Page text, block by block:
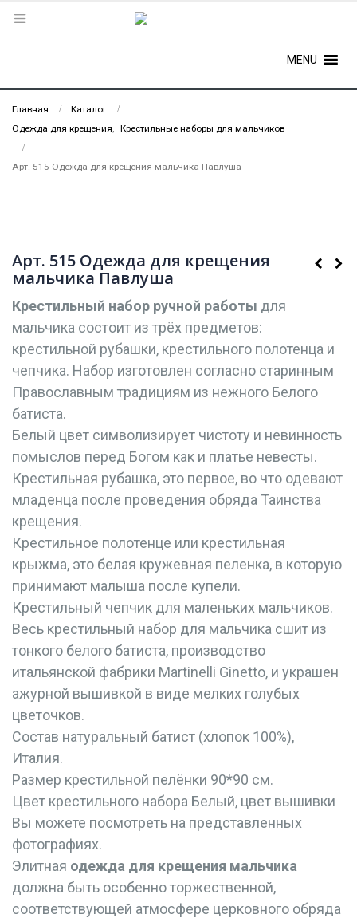
MENU
Главная
Каталог
Одежда для крещения, Крестильные наборы для мальчиков
Арт. 515 Одежда для крещения мальчика Павлуша
Арт. 515 Одежда для крещения
мальчика Павлуша
Крестильный набор ручной работы для
мальчика состоит из трёх предметов:
крестильной рубашки, крестильного полотенца и
чепчика. Набор изготовлен согласно старинным
Православным традициям из нежного Белого
батиста.
Белый цвет символизирует чистоту и невинность
помыслов перед Богом как и платье невесты.
Крестильная рубашка, это первое, во что одевают
младенца после проведения обряда Таинства
крещения.
Крестильное полотенце или крестильная
крыжма, это белая кружевная пеленка, в которую
принимают малыша после купели.
Крестильный чепчик для маленьких мальчиков.
Весь крестильный набор для мальчика сшит из
тонкого белого батиста, производство
итальянской фабрики Martinelli Ginetto, и украшен
ажурной вышивкой в виде мелких голубых
цветочков.
Состав натуральный батист (хлопок 100%),
Италия.
Размер крестильной пелёнки 90*90 см.
Цвет крестильного набора Белый, цвет вышивки
Вы можете посмотреть на представленных
фотографиях.
Элитная одежда для крещения мальчика
должна быть особенно торжественной,
соответствующей атмосфере церковного обряда